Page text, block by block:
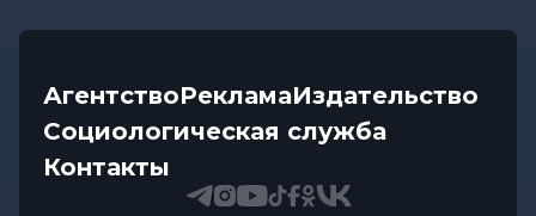
АгентствоРекламаИздательство
Социологическая служба
Контакты